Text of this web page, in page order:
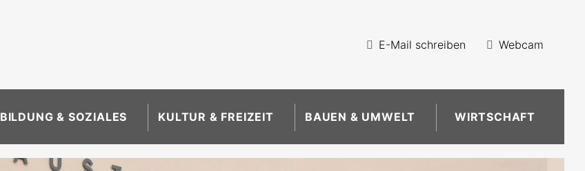
E-Mail schreiben Webcam
BILDUNG & SOZIALES KULTUR & FREIZEIT BAUEN & UMWELT WIRTSCHAFT